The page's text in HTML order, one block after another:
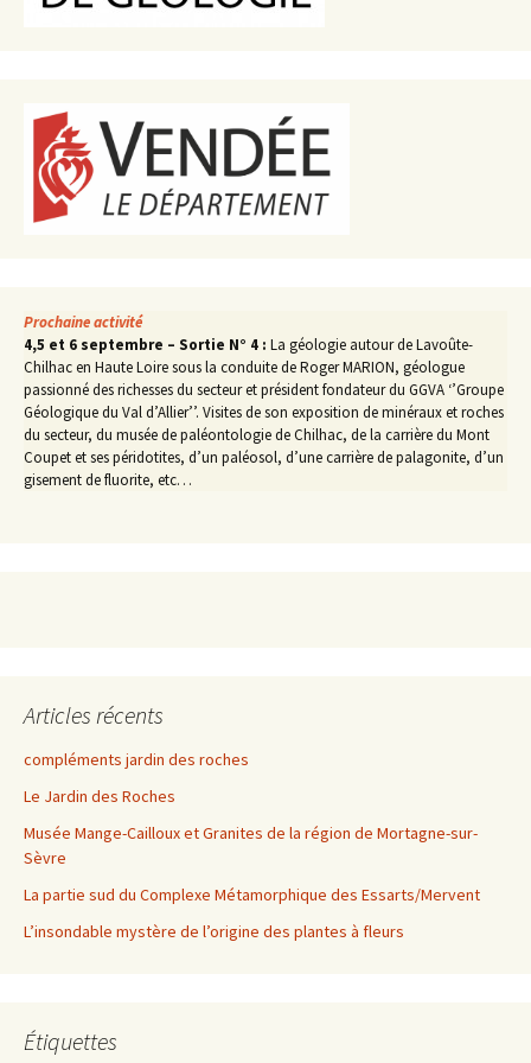
Prochaine activité
4,5 et 6 septembre – Sortie N° 4 : La géologie autour de Lavoûte-
Chilhac en Haute Loire sous la conduite de Roger MARION, géologue
passionné des richesses du secteur et président fondateur du GGVA ‘’Groupe
Géologique du Val d’Allier’’. Visites de son exposition de minéraux et roches
du secteur, du musée de paléontologie de Chilhac, de la carrière du Mont
Coupet et ses péridotites, d’un paléosol, d’une carrière de palagonite, d’un
gisement de fluorite, etc…
Articles récents
compléments jardin des roches
Le Jardin des Roches
Musée Mange-Cailloux et Granites de la région de Mortagne-sur-
Sèvre
La partie sud du Complexe Métamorphique des Essarts/Mervent
L’insondable mystère de l’origine des plantes à fleurs
Étiquettes